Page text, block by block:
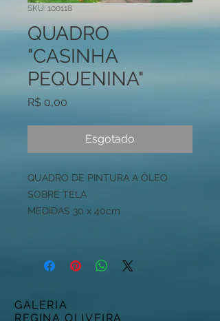
SKU: 100118
QUADRO
"CASINHA
PEQUENINA"
R$ 0,00
Esgotado
QUADRO DE PINTURA A ÓLEO
SOBRE TELA
MEDIDAS 30 x 40cm
GALERIA
REGINA OLIVEIRA